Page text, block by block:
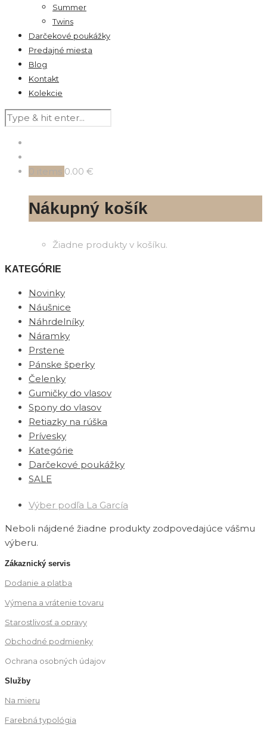
Summer
Twins
Darčekové poukážky
Predajné miesta
Blog
Kontakt
Kolekcie
0 items 0.00 €
Nákupný košík
Žiadne produkty v košíku.
KATEGÓRIE
Novinky
Náušnice
Náhrdelníky
Náramky
Prstene
Pánske šperky
Čelenky
Gumičky do vlasov
Spony do vlasov
Retiazky na rúška
Prívesky
Kategórie
Darčekové poukážky
SALE
Výber podľa La García
Neboli nájdené žiadne produkty zodpovedajúce vášmu
výberu.
Zákaznický servis
Dodanie a platba
Výmena a vrátenie tovaru
Starostlivosť a opravy
Obchodné podmienky
Ochrana osobných údajov
Služby
Na mieru
Farebná typológia